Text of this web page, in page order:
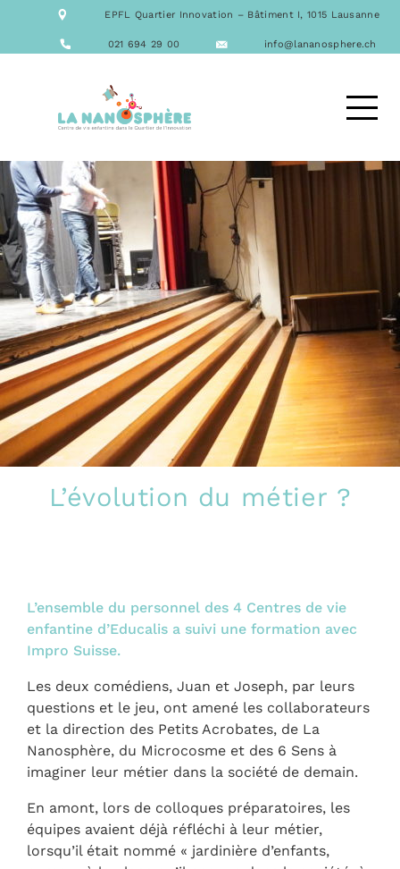
EPFL Quartier Innovation – Bâtiment I, 1015 Lausanne
021 694 29 00 info@lananosphere.ch
ACTIVITÉS
DEMANDE D’ACCUEIL
L’évolution du métier ?
L’ensemble du personnel des 4 Centres de vie
enfantine d’Educalis a suivi une formation avec
Impro Suisse.
Les deux comédiens, Juan et Joseph, par leurs
questions et le jeu, ont amené les collaborateurs
et la direction des Petits Acrobates, de La
Nanosphère, du Microcosme et des 6 Sens à
imaginer leur métier dans la société de demain.
En amont, lors de colloques préparatoires, les
équipes avaient déjà réfléchi à leur métier,
lorsqu’il était nommé « jardinière d’enfants,